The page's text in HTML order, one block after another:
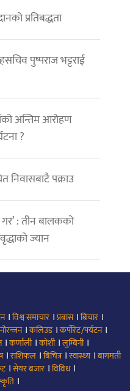
प्रतिबद्धता
पुष्पराज भट्टराई
अन्तिम आरोहण
?
निवासबाटै पक्राउ
गर’ : तीन बालकको
ज्यान
।विश्व समाचार ।प्रबास।बिचार ।
।कलिउड।कर्पोरेट/पर्यटन।
।कर्णाली।कोशी।लुम्बिनी।
।राशिफल ।बिचित्र।स्वास्थ्य ।बागमती
।सेयर बजार ।विविध।
।